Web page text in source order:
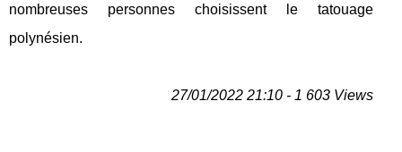
nombreuses personnes choisissent le tatouage
polynésien.
27/01/2022 21:10 - 1 603 Views